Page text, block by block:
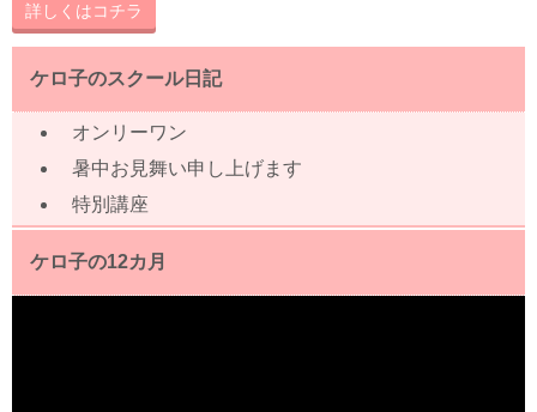
詳しくはコチラ
ケロ子のスクール日記
オンリーワン
暑中お見舞い申し上げます
特別講座
ケロ子の12カ月